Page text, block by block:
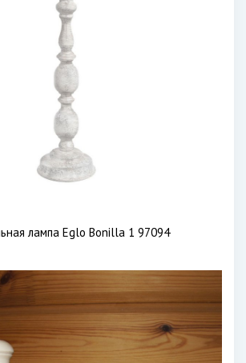
лампа Eglo Bonilla 1 97094